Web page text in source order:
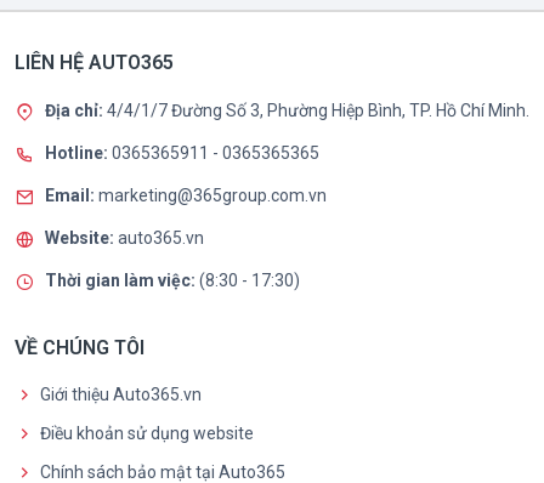
LIÊN HỆ AUTO365
Địa chỉ: 4/4/1/7 Đường Số 3, Phường Hiệp Bình, TP. Hồ Chí Minh.
Hotline: 0365365911 - 0365365365
Email: marketing@365group.com.vn
Website: auto365.vn
Thời gian làm việc: (8:30 - 17:30)
VỀ CHÚNG TÔI
Giới thiệu Auto365.vn
Điều khoản sử dụng website
Chính sách bảo mật tại Auto365